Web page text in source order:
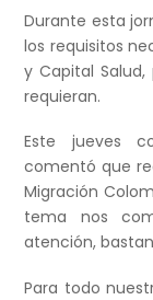
Durante esta
los requisitos
y Capital
requieran.
Este jueves
comentó que
Migración
tema nos
atención,
Para todo